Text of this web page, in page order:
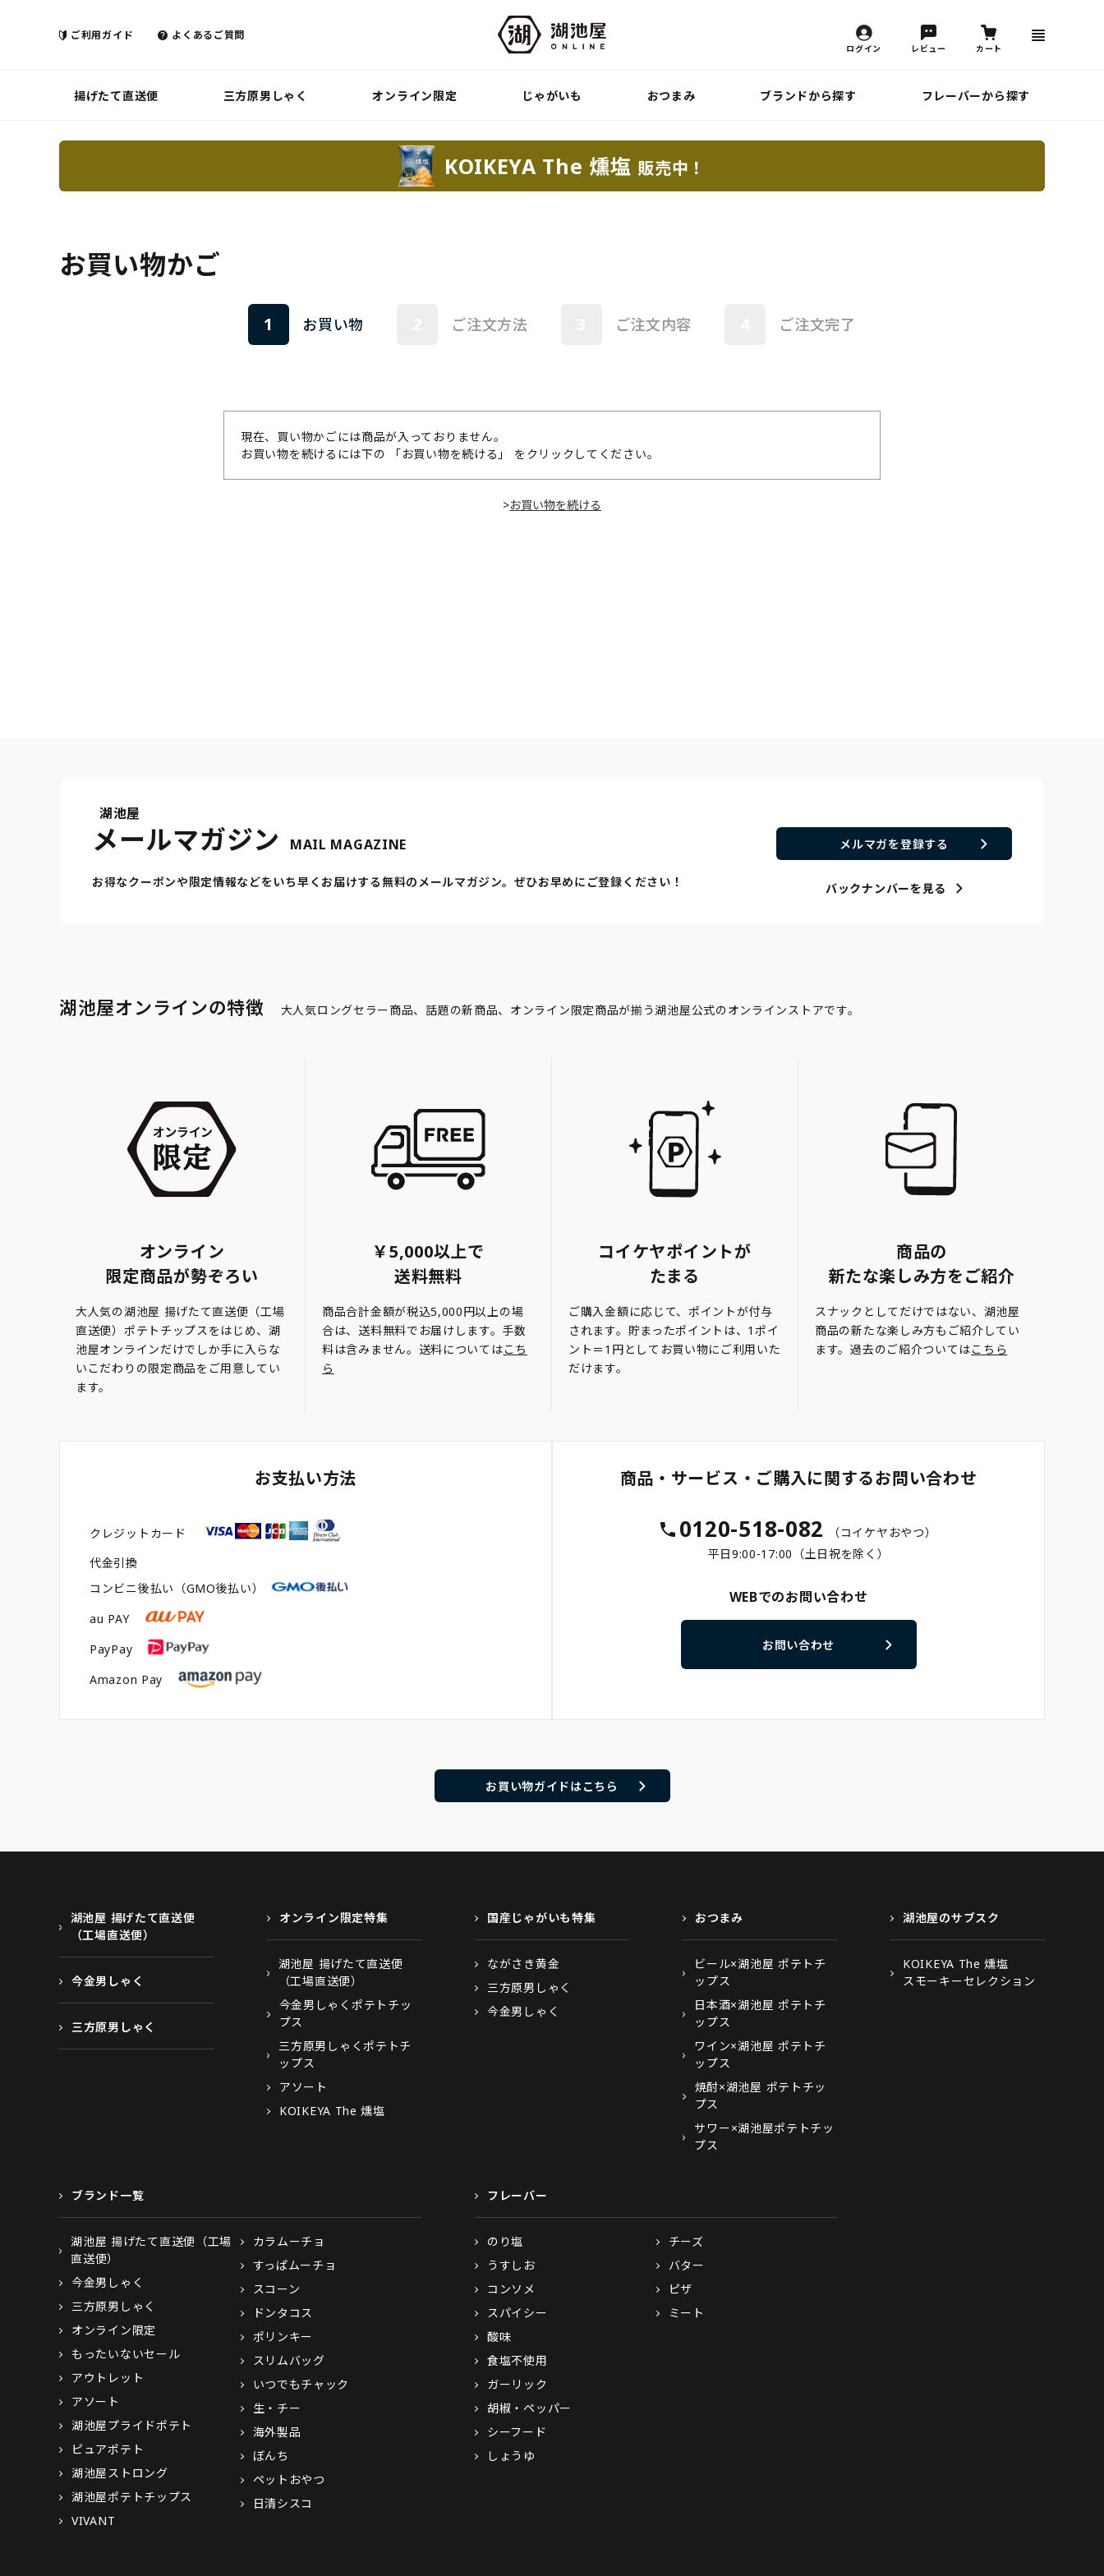
ご利用ガイド よくあるご質問
ログイン レビュー カート
揚げたて直送便 三方原男しゃく オンライン限定 じゃがいも おつまみ ブランドから探す フレーバーから探す
KOIKEYA The 燻塩 販売中！
お買い物かご
1 お買い物 ご注文方法 ご注文内容 ご注文完了
現在、買い物かごには商品が入っておりません。
お買い物を続けるには下の 「お買い物を続ける」 をクリックしてください。
>
湖池屋
メールマガジン MAIL MAGAZINE
お得なクーポンや限定情報などをいち早くお届けする無料のメールマガジン。ぜひお早めにご登録ください！
メルマガを登録する
バックナンバーを見る
湖池屋オンラインの特徴 大人気ロングセラー商品、話題の新商品、オンライン限定商品が揃う湖池屋公式のオンラインストアです。
オンライン
限定商品が勢ぞろい
大人気の湖池屋 揚げたて直送便（工場
直送便）ポテトチップスをはじめ、湖
池屋オンラインだけでしか手に入らな
いこだわりの限定商品をご用意してい
ます。
￥5,000以上で
送料無料
商品合計金額が税込5,000円以上の場
合は、送料無料でお届けします。手数
料は含みません。送料についてはこち
ら
コイケヤポイントが
たまる
ご購入金額に応じて、ポイントが付与
されます。貯まったポイントは、1ポイ
ント＝1円としてお買い物にご利用いた
だけます。
商品の
新たな楽しみ方をご紹介
スナックとしてだけではない、湖池屋
商品の新たな楽しみ方もご紹介してい
ます。過去のご紹介ついてはこちら
お支払い方法
クレジットカード
代金引換
コンビニ後払い（GMO後払い）
au PAY
PayPay
Amazon Pay
商品・サービス・ご購入に関するお問い合わせ
0120-518-082
（コイケヤおやつ）
平日9:00-17:00（土日祝を除く）
WEBでのお問い合わせ
お問い合わせ
お買い物ガイドはこちら
湖池屋 揚げたて直送便
（工場直送便）
今金男しゃく
三方原男しゃく
オンライン限定特集
湖池屋 揚げたて直送便
（工場直送便）
今金男しゃくポテトチッ
プス
三方原男しゃくポテトチ
ップス
アソート
KOIKEYA The 燻塩
国産じゃがいも特集
ながさき黄金
三方原男しゃく
今金男しゃく
おつまみ
ビール×湖池屋 ポテトチ
ップス
日本酒×湖池屋 ポテトチ
ップス
ワイン×湖池屋 ポテトチ
ップス
焼酎×湖池屋 ポテトチッ
プス
サワー×湖池屋ポテトチッ
プス
湖池屋のサブスク
KOIKEYA The 燻塩
スモーキーセレクション
ブランド一覧
湖池屋 揚げたて直送便（工場
直送便）
今金男しゃく
三方原男しゃく
オンライン限定
もったいないセール
アウトレット
アソート
湖池屋プライドポテト
ピュアポテト
湖池屋ストロング
湖池屋ポテトチップス
VIVANT
カラムーチョ
すっぱムーチョ
スコーン
ドンタコス
ポリンキー
スリムバッグ
いつでもチャック
生・チー
海外製品
ぼんち
ペットおやつ
日清シスコ
フレーバー
のり塩
うすしお
コンソメ
スパイシー
酸味
食塩不使用
ガーリック
胡椒・ペッパー
シーフード
しょうゆ
チーズ
バター
ピザ
ミート